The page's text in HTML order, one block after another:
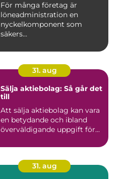
För många företag är
löneadministration en
nyckelkomponent som
säkers...
31. aug
Sälja aktiebolag: Så går det
till
Att sälja aktiebolag kan vara
en betydande och ibland
överväldigande uppgift för...
31. aug